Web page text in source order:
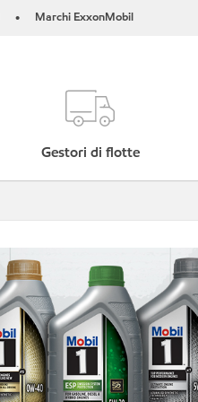
• Marchi ExxonMobil
Gestori di flotte